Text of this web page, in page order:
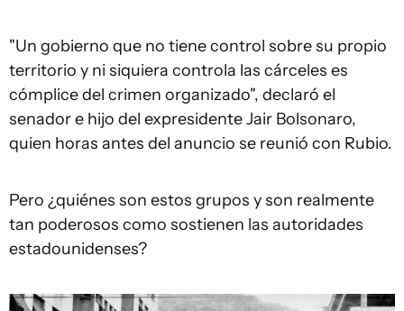
"Un gobierno que no tiene control sobre su propio
territorio y ni siquiera controla las cárceles es
cómplice del crimen organizado", declaró el
senador e hijo del expresidente Jair Bolsonaro,
quien horas antes del anuncio se reunió con Rubio.
Pero ¿quiénes son estos grupos y son realmente
tan poderosos como sostienen las autoridades
estadounidenses?